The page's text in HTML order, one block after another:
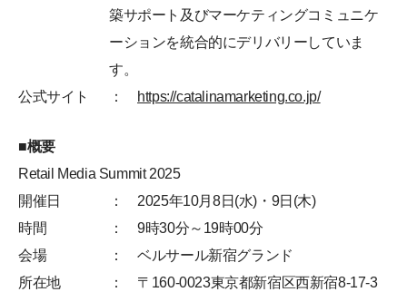
築サポート及びマーケティングコミュニケ
ーションを統合的にデリバリーしていま
す。
公式サイト
： https://catalinamarketing.co.jp/
■概要
Retail Media Summit 2025
開催日
： 2025年10月8日(水)・9日(木)
時間
： 9時30分～19時00分
会場
： ベルサール新宿グランド
所在地
： 〒160-0023東京都新宿区西新宿8-17-3